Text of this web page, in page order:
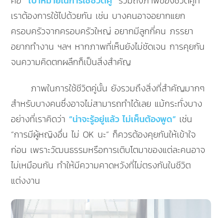
เราต้องการใช้ไปด้วยกัน เช่น บางคนอาจอยากแยก
ครอบครัวจากครอบครัวใหญ่ อยากมีลูกกี่คน ภรรยา
อยากทำงาน ฯลฯ หากภาพที่เห็นยังไม่ชัดเจน การคุยกัน
จนความคิดตกผลึกก็เป็นสิ่งสำคัญ
ภาพในการใช้ชีวิตคู่นั้น ยังรวมถึงสิ่งที่สำคัญมากๆ
สำหรับบางคนซึ่งอาจไม่สามารถทำได้เลย แม้กระทั่งบาง
อย่างที่เราคิดว่า“น่าจะรู้อยู่แล้ว ไม่เห็นต้องพูด” เช่น
“การมีผู้หญิงอื่น ไม่ OK นะ” ก็ควรต้องคุยกันให้เข้าใจ
ก่อน เพราะวัฒนธรรมหรือการเติบโตมาของแต่ละคนอาจ
ไม่เหมือนกัน ทำให้มีความคาดหวังที่ไม่ตรงกันในชีวิต
แต่งงาน